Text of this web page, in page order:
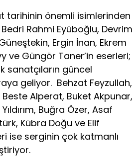
tarihinin önemli isimlerinden
Rahmi Eyüboğlu, Devrim
Ergin İnan, Ekrem
ve Güngör Taner’in eserleri;
sanatçıların güncel
geliyor. Behzat Feyzullah,
Beste Alperat, Buket Akpunar,
Buğra Özer, Asaf
Kübra Doğu ve Elif
ise serginin çok katmanlı